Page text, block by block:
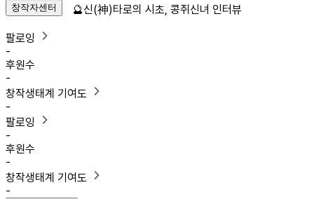
창작자센터
팔로잉
-
후원수
-
창작생태계 기여도
-
팔로잉
-
후원수
-
창작생태계 기여도
-
🔮신(神)타로의 시초, 콩쥐신녀 인터뷰